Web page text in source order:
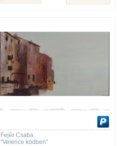
Fejér Csaba
"Velence ködben"